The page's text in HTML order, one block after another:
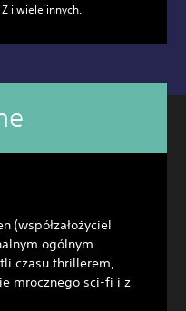
i wiele innych.
(współzałożyciel
ogólnym
czasu thrillerem,
mrocznego sci-fi i z